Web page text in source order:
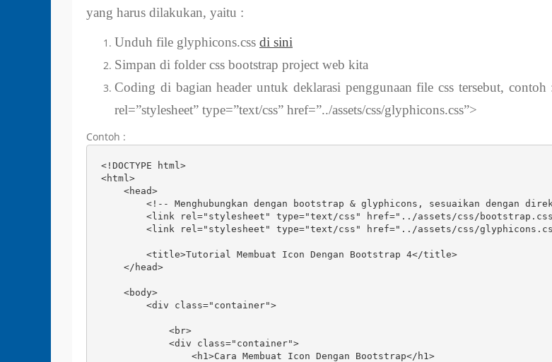
yang harus dilakukan, yaitu :
Unduh file glyphicons.css di sini
Simpan di folder css bootstrap project web kita
Coding di bagian header untuk deklarasi penggunaan file css tersebut,
rel=”stylesheet” type=”text/css” href=”../assets/css/glyphicons.css”>
Contoh :
<!DOCTYPE html>
<html>
    <head>
<!-- Menghubungkan dengan bootstrap & glyphicons, sesuaikan dengan
<link rel="stylesheet" type="text/css" href="../assets/css/
<link rel="stylesheet" type="text/css" href="../assets/css/
        <title>Tutorial Membuat Icon Dengan Bootstrap 4</title>
    </head>
    <body>
        <div class="container">
            <br>
            <div class="container">
                <h1>Cara Membuat Icon Dengan Bootstrap</h1>